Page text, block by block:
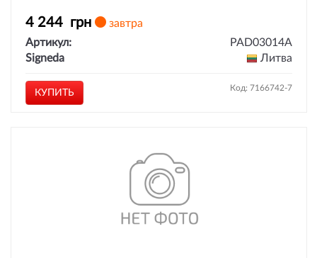
4 244 грн
завтра
Артикул:
PAD03014A
Signeda
Литва
КУПИТЬ Код: 7166742-7